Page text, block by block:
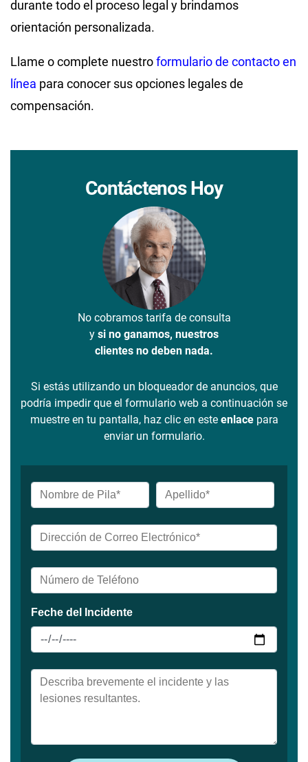
durante todo el proceso legal y brindamos
orientación personalizada.
Llame o complete nuestroformulario de contacto en
línea para conocer sus opciones legales de
compensación.
Contáctenos Hoy
No cobramos tarifa de consulta
y si no ganamos, nuestros
clientes no deben nada.
Si estás utilizando un bloqueador de anuncios, que
podría impedir que el formulario web a continuación se
muestre en tu pantalla, haz clic en este enlacepara
enviar un formulario.